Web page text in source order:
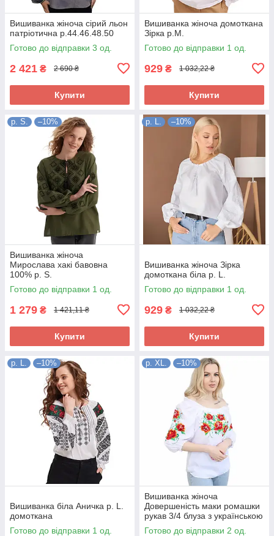
Вишиванка жіноча сірий льон
патріотична р.44.46.48.50
Готово до відправки 3 од.
2 421 ₴ 2 690 ₴
Купити
Вишиванка жіноча домоткана
Зірка р.M.
Готово до відправки 1 од.
929 ₴ 1 032,22 ₴
Купити
р. S. –10%
Вишиванка жіноча
Мирослава хакі бавовна
100% р. S.
Готово до відправки 1 од.
1 279 ₴ 1 421,11 ₴
Купити
р. L. –10%
Вишиванка жіноча Зірка
домоткана біла р. L.
Готово до відправки 1 од.
929 ₴ 1 032,22 ₴
Купити
р. L. –10%
Вишиванка біла Аничка р. L.
домоткана
Готово до відправки 1 од.
р. XL. –10%
Вишиванка жіноча
Довершеність маки ромашки
рукав 3/4 блуза з українською
вишивкою р. XL.
Готово до відправки 2 од.